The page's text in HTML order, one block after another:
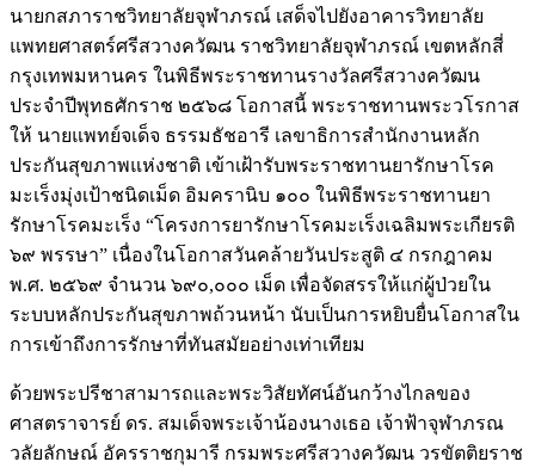
นายกสภาราชวิทยาลัยจุฬาภรณ์ เสด็จไปยังอาคารวิทยาลัย
แพทยศาสตร์ศรีสวางควัฒน ราชวิทยาลัยจุฬาภรณ์ เขตหลักสี่
กรุงเทพมหานคร ในพิธีพระราชทานรางวัลศรีสวางควัฒน
ประจำปีพุทธศักราช ๒๕๖๘ โอกาสนี้ พระราชทานพระวโรกาส
ให้ นายแพทย์จเด็จ ธรรมธัชอารี เลขาธิการสำนักงานหลัก
ประกันสุขภาพแห่งชาติ เข้าเฝ้ารับพระราชทานยารักษาโรค
มะเร็งมุ่งเป้าชนิดเม็ด อิมครานิบ ๑๐๐ ในพิธีพระราชทานยา
รักษาโรคมะเร็ง “โครงการยารักษาโรคมะเร็งเฉลิมพระเกียรติ
๖๙ พรรษา” เนื่องในโอกาสวันคล้ายวันประสูติ ๔ กรกฎาคม
พ.ศ. ๒๕๖๙ จำนวน ๖๙๐,๐๐๐ เม็ด เพื่อจัดสรรให้แก่ผู้ป่วยใน
ระบบหลักประกันสุขภาพถ้วนหน้า นับเป็นการหยิบยื่นโอกาสใน
การเข้าถึงการรักษาที่ทันสมัยอย่างเท่าเทียม
ด้วยพระปรีชาสามารถและพระวิสัยทัศน์อันกว้างไกลของ
ศาสตราจารย์ ดร. สมเด็จพระเจ้าน้องนางเธอ เจ้าฟ้าจุฬาภรณ
วลัยลักษณ์ อัครราชกุมารี กรมพระศรีสวางควัฒน วรขัตติยราช